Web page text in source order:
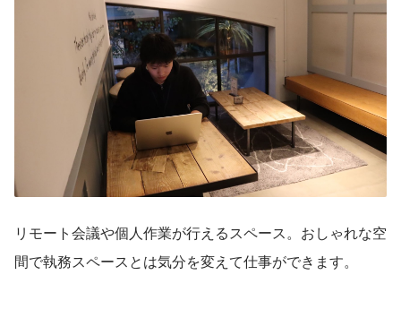
リモート会議や個人作業が行えるスペース。おしゃれな空
間で執務スペースとは気分を変えて仕事ができます。